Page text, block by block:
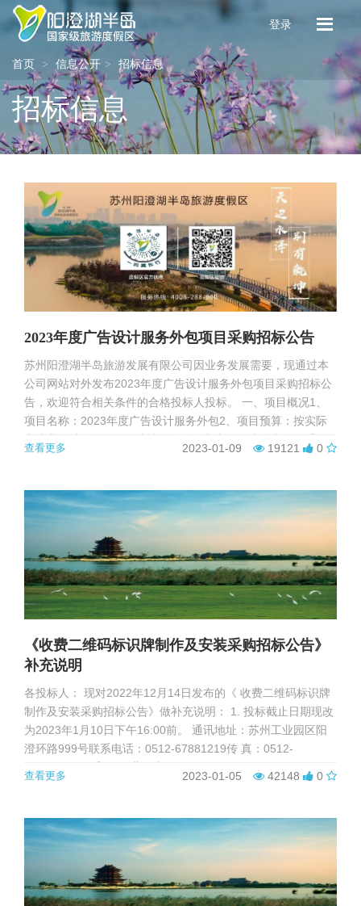
登录
首页 信息公开 招标信息
招标信息
2023年度广告设计服务外包项目采购招标公告
苏州阳澄湖半岛旅游发展有限公司因业务发展需要，现通过本
公司网站对外发布2023年度广告设计服务外包项目采购招标公
告，欢迎符合相关条件的合格投标人投标。 一、项目概况1、
项目名称：2023年度广告设计服务外包2、项目预算：按实际
不...
查看更多 2023-01-09 19121 0
《收费二维码标识牌制作及安装采购招标公告》
补充说明
各投标人： 现对2022年12月14日发布的《 收费二维码标识牌
制作及安装采购招标公告》做补充说明： 1. 投标截止日期现改
为2023年1月10日下午16:00前。 通讯地址：苏州工业园区阳
澄环路999号联系电话：0512-67881219传 真：0512-
查看更多 2023-01-05 42148 0